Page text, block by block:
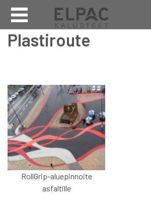
Plastiroute
RollGrip-aluepinnoite
asfaltille